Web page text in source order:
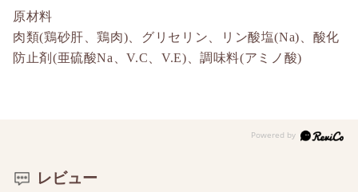
原材料
肉類(鶏砂肝、鶏肉)、グリセリン、リン酸塩(Na)、酸化
防止剤(亜硫酸Na、V.C、V.E)、調味料(アミノ酸)
レビュー